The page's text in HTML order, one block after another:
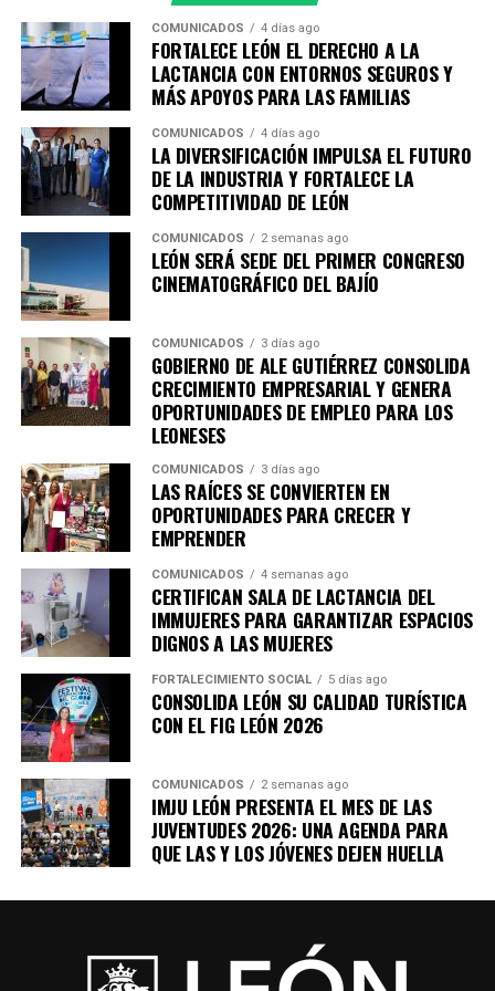
enero 2026 el último día de exposición.
Con este ciclo, el Instituto Cultural de León consolida su
compromiso con el fomento, la promoción y el acceso a
los derechos culturales, acercando al público a
experiencias artísticas diversas y de reflexión profunda,
en diálogo con uno de los festivales más importantes de
Iberoamérica.
Para conocer más detalles sobre los espacios expositivos
de CAVI y la programación especial del Cervantino en
León, se invita a seguir las cuentas en redes sociales del
ICL, que son
@culturaleony @cavileon
consultar la página web oficialwww.culturaleon.com
para más detalles sobre eventos culturales en León.
COMUNICADOS 4 días ago
FORTALECE LEÓN EL DERECHO A LA
LACTANCIA CON ENTORNOS SEGUROS Y
MÁS APOYOS PARA LAS FAMILIAS
COMUNICADOS 4 días ago
LA DIVERSIFICACIÓN IMPULSA EL FUTURO
DE LA INDUSTRIA Y FORTALECE LA
COMPETITIVIDAD DE LEÓN
COMUNICADOS 2 semanas ago
LEÓN SERÁ SEDE DEL PRIMER CONGRESO
CINEMATOGRÁFICO DEL BAJÍO
COMUNICADOS 3 días ago
GOBIERNO DE ALE GUTIÉRREZ CONSOLIDA
CRECIMIENTO EMPRESARIAL Y GENERA
OPORTUNIDADES DE EMPLEO PARA LOS
LEONESES
COMUNICADOS 3 días ago
LAS RAÍCES SE CONVIERTEN EN
OPORTUNIDADES PARA CRECER Y
EMPRENDER
COMUNICADOS 4 semanas ago
CERTIFICAN SALA DE LACTANCIA DEL
IMMUJERES PARA GARANTIZAR ESPACIOS
DIGNOS A LAS MUJERES
FORTALECIMIENTO SOCIAL 5 días ago
CONSOLIDA LEÓN SU CALIDAD TURÍSTICA
CON EL FIG LEÓN 2026
COMUNICADOS 2 semanas ago
IMJU LEÓN PRESENTA EL MES DE LAS
JUVENTUDES 2026: UNA AGENDA PARA
QUE LAS Y LOS JÓVENES DEJEN HUELLA